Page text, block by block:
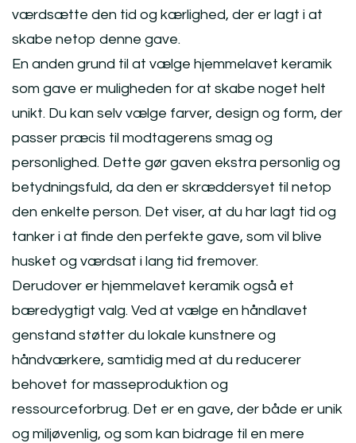
værdsætte den tid og kærlighed, der er lagt i at
skabe netop denne gave.
En anden grund til at vælge hjemmelavet keramik
som gave er muligheden for at skabe noget helt
unikt. Du kan selv vælge farver, design og form, der
passer præcis til modtagerens smag og
personlighed. Dette gør gaven ekstra personlig og
betydningsfuld, da den er skræddersyet til netop
den enkelte person. Det viser, at du har lagt tid og
tanker i at finde den perfekte gave, som vil blive
husket og værdsat i lang tid fremover.
Derudover er hjemmelavet keramik også et
bæredygtigt valg. Ved at vælge en håndlavet
genstand støtter du lokale kunstnere og
håndværkere, samtidig med at du reducerer
behovet for masseproduktion og
ressourceforbrug. Det er en gave, der både er unik
og miljøvenlig, og som kan bidrage til en mere